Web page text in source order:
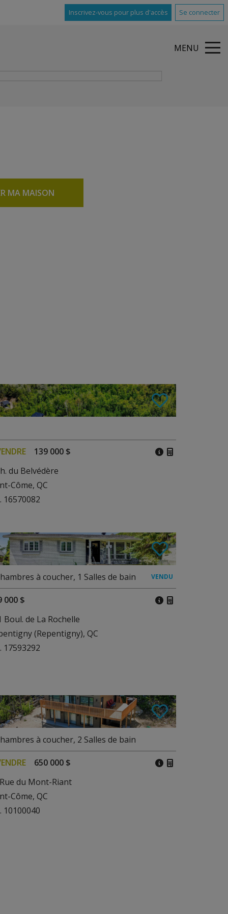
Inscrivez-vous pour plus d'accès Se connecter
MENU
MA MAISON
139 000 $
du Belvédère
Côme, QC
16570082
à coucher, 1 Salles de bain
000 $
Boul. de La Rochelle
(Repentigny), QC
17593292
à coucher, 2 Salles de bain
650 000 $
du Mont-Riant
Côme, QC
10100040